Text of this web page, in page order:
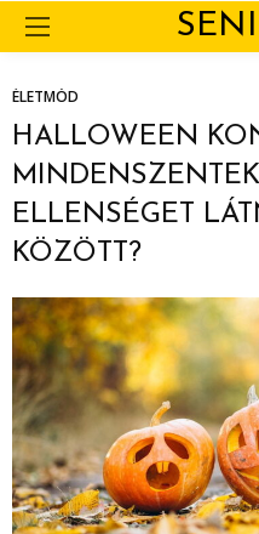
ÉLETMÓD
HALLOWEEN
ELLENSÉGET
KÖZÖTT?